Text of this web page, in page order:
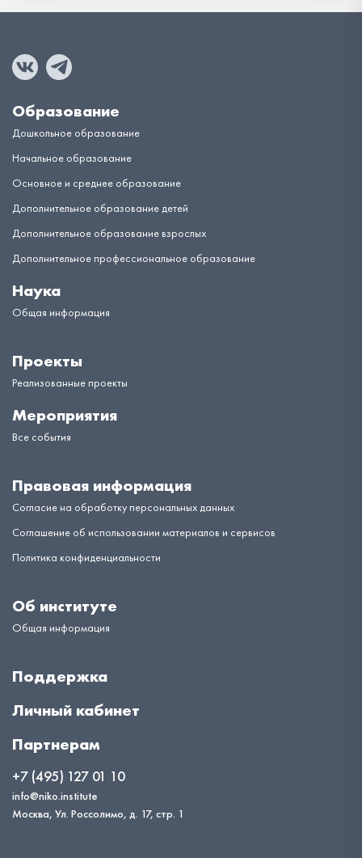
Образование
Дошкольное образование
Начальное образование
Основное и среднее образование
Дополнительное образование детей
Дополнительное образование взрослых
Дополнительное профессиональное образование
Наука
Общая информация
Проекты
Реализованные проекты
Мероприятия
Все события
Правовая информация
Согласие на обработку персональных данных
Соглашение об использовании материалов и сервисов
Политика конфиденциальности
Об институте
Общая информация
Поддержка
Личный кабинет
Партнерам
+7 (495) 127 01 10
info@niko.institute
Москва, Ул. Россолимо, д. 17, стр. 1